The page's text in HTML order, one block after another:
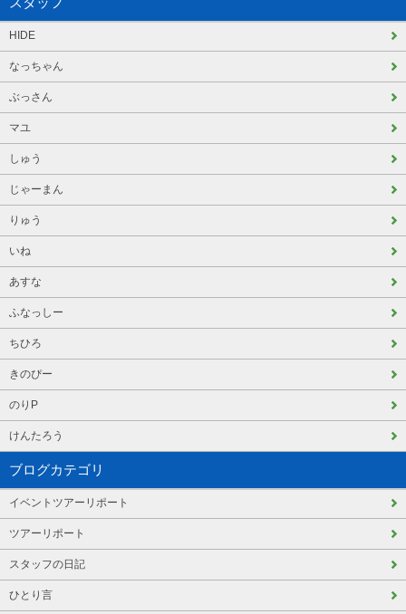
HIDE
なっちゃん
ぶっさん
マユ
しゅう
じゃーまん
りゅう
いね
あすな
ふなっしー
ちひろ
きのぴー
のりP
けんたろう
ブログカテゴリ
イベントツアーリポート
ツアーリポート
スタッフの日記
ひとり言